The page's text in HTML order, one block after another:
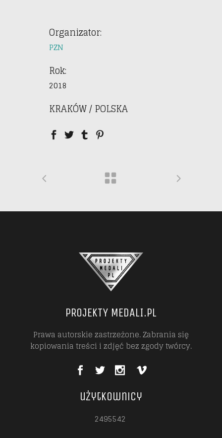
Organizator:
PZN
Rok:
2018
KRAKÓW / POLSKA
PROJEKTY MEDALI.PL
Prawa autorskie zastrzeżone. Zabrania się
kopiowania treści i zdjęć bez zgody twórcy.
użytkownicy
2495542